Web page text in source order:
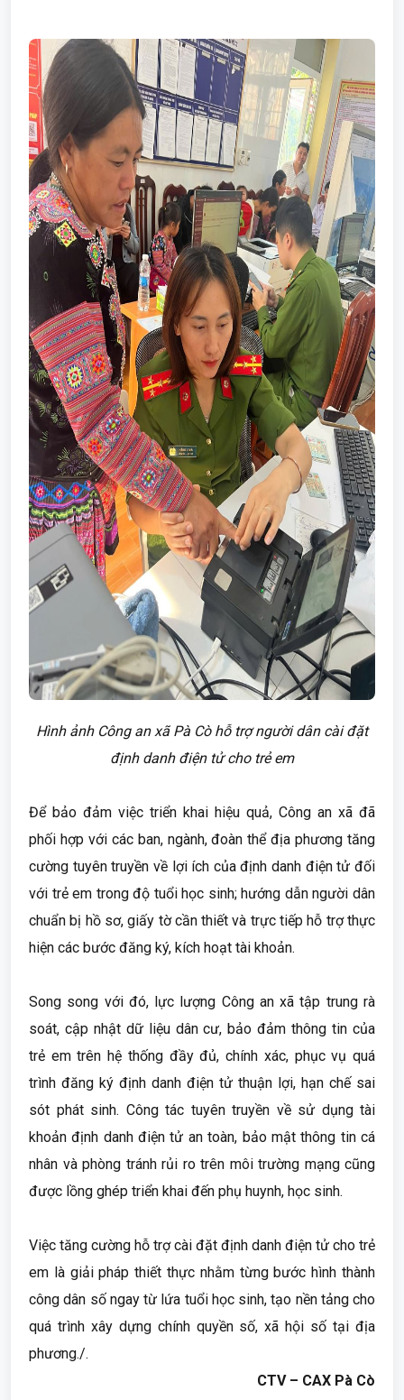
Hình ảnh Công an xã Pà Cò hỗ trợ người dân cài đặt
định danh điện tử cho trẻ em
Để bảo đảm việc triển khai hiệu quả, Công an xã đã
phối hợp với các ban, ngành, đoàn thể địa phương tăng
cường tuyên truyền về lợi ích của định danh điện tử đối
với trẻ em trong độ tuổi học sinh; hướng dẫn người dân
chuẩn bị hồ sơ, giấy tờ cần thiết và trực tiếp hỗ trợ thực
hiện các bước đăng ký, kích hoạt tài khoản.
Song song với đó, lực lượng Công an xã tập trung rà
soát, cập nhật dữ liệu dân cư, bảo đảm thông tin của
trẻ em trên hệ thống đầy đủ, chính xác, phục vụ quá
trình đăng ký định danh điện tử thuận lợi, hạn chế sai
sót phát sinh. Công tác tuyên truyền về sử dụng tài
khoản định danh điện tử an toàn, bảo mật thông tin cá
nhân và phòng tránh rủi ro trên môi trường mạng cũng
được lồng ghép triển khai đến phụ huynh, học sinh.
Việc tăng cường hỗ trợ cài đặt định danh điện tử cho trẻ
em là giải pháp thiết thực nhằm từng bước hình thành
công dân số ngay từ lứa tuổi học sinh, tạo nền tảng cho
quá trình xây dựng chính quyền số, xã hội số tại địa
phương./.
CTV – CAX Pà Cò